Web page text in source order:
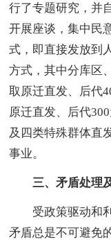
行了专题研究，并
开展座谈，集中民
式，即直接发放到
方式，其中分库区
取原迁直发、后代
原迁直发、后代
及四类特殊群体直
事业。
三、矛盾处理及
受政策驱动和利
矛盾总是不可避免